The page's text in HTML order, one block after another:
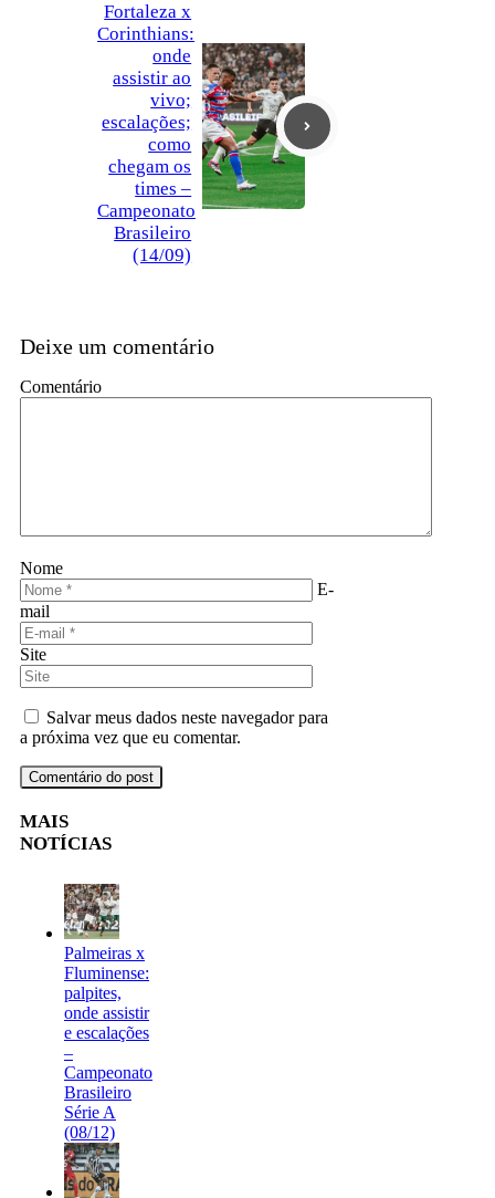
Fortaleza x
Corinthians:
onde
assistir ao
vivo;
escalações;
como
chegam os
times –
Campeonato
Brasileiro
(14/09)
Deixe um comentário
Comentário
Nome
E-
mail
Site
Salvar meus dados neste navegador para
a próxima vez que eu comentar.
MAIS
NOTÍCIAS
Palmeiras x
Fluminense:
palpites,
onde assistir
e escalações
–
Campeonato
Brasileiro
Série A
(08/12)